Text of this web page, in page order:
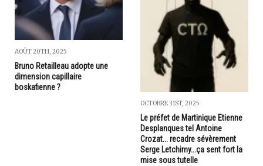
AOÛT 20TH, 2025
Bruno Retailleau adopte une
dimension capillaire
boskafienne ?
OCTOBRE 31ST, 2025
Le préfet de Martinique Etienne
Desplanques tel Antoine
Crozat... recadre sévèrement
Serge Letchimy...ça sent fort la
mise sous tutelle